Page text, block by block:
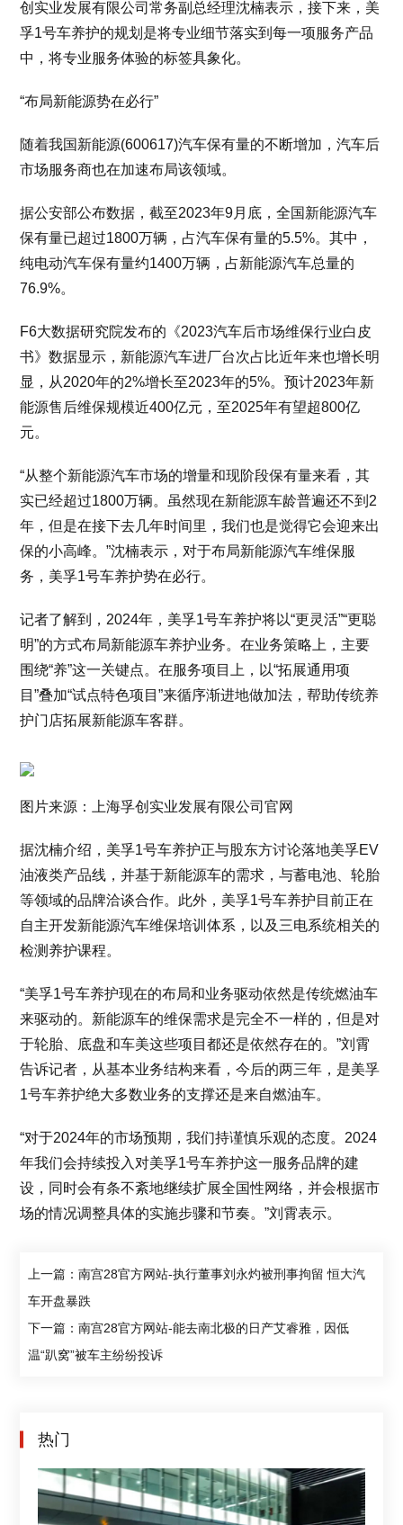
创实业发展有限公司常务副总经理沈楠表示，接下来，美
孚1号车养护的规划是将专业细节落实到每一项服务产品
中，将专业服务体验的标签具象化。
“布局新能源势在必行”
随着我国新能源(600617)汽车保有量的不断增加，汽车后
市场服务商也在加速布局该领域。
据公安部公布数据，截至2023年9月底，全国新能源汽车
保有量已超过1800万辆，占汽车保有量的5.5%。其中，
纯电动汽车保有量约1400万辆，占新能源汽车总量的
76.9%。
F6大数据研究院发布的《2023汽车后市场维保行业白皮
书》数据显示，新能源汽车进厂台次占比近年来也增长明
显，从2020年的2%增长至2023年的5%。预计2023年新
能源售后维保规模近400亿元，至2025年有望超800亿
元。
“从整个新能源汽车市场的增量和现阶段保有量来看，其
实已经超过1800万辆。虽然现在新能源车龄普遍还不到2
年，但是在接下去几年时间里，我们也是觉得它会迎来出
保的小高峰。”沈楠表示，对于布局新能源汽车维保服
务，美孚1号车养护势在必行。
记者了解到，2024年，美孚1号车养护将以“更灵活”“更聪
明”的方式布局新能源车养护业务。在业务策略上，主要
围绕“养”这一关键点。在服务项目上，以“拓展通用项
目”叠加“试点特色项目”来循序渐进地做加法，帮助传统养
护门店拓展新能源车客群。
图片来源：上海孚创实业发展有限公司官网
据沈楠介绍，美孚1号车养护正与股东方讨论落地美孚EV
油液类产品线，并基于新能源车的需求，与蓄电池、轮胎
等领域的品牌洽谈合作。此外，美孚1号车养护目前正在
自主开发新能源汽车维保培训体系，以及三电系统相关的
检测养护课程。
“美孚1号车养护现在的布局和业务驱动依然是传统燃油车
来驱动的。新能源车的维保需求是完全不一样的，但是对
于轮胎、底盘和车美这些项目都还是依然存在的。”刘霄
告诉记者，从基本业务结构来看，今后的两三年，是美孚
1号车养护绝大多数业务的支撑还是来自燃油车。
“对于2024年的市场预期，我们持谨慎乐观的态度。2024
年我们会持续投入对美孚1号车养护这一服务品牌的建
设，同时会有条不紊地继续扩展全国性网络，并会根据市
场的情况调整具体的实施步骤和节奏。”刘霄表示。
上一篇：南宫28官方网站-执行董事刘永灼被刑事拘留 恒大汽
车开盘暴跌
下一篇：南宫28官方网站-能去南北极的日产艾睿雅，因低
温“趴窝”被车主纷纷投诉
热门